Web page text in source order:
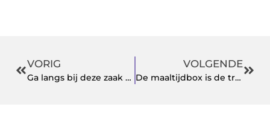
VORIG
Ga langs bij deze zaak om een biljart te kopen voor uw bedrijf in de horeca
VOLGENDE
De maaltijdbox is de trend van dit moment